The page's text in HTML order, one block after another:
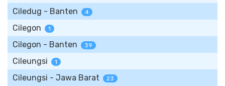
Ciledug - Banten 4
Cilegon 1
Cilegon - Banten 39
Cileungsi 1
Cileungsi - Jawa Barat 23